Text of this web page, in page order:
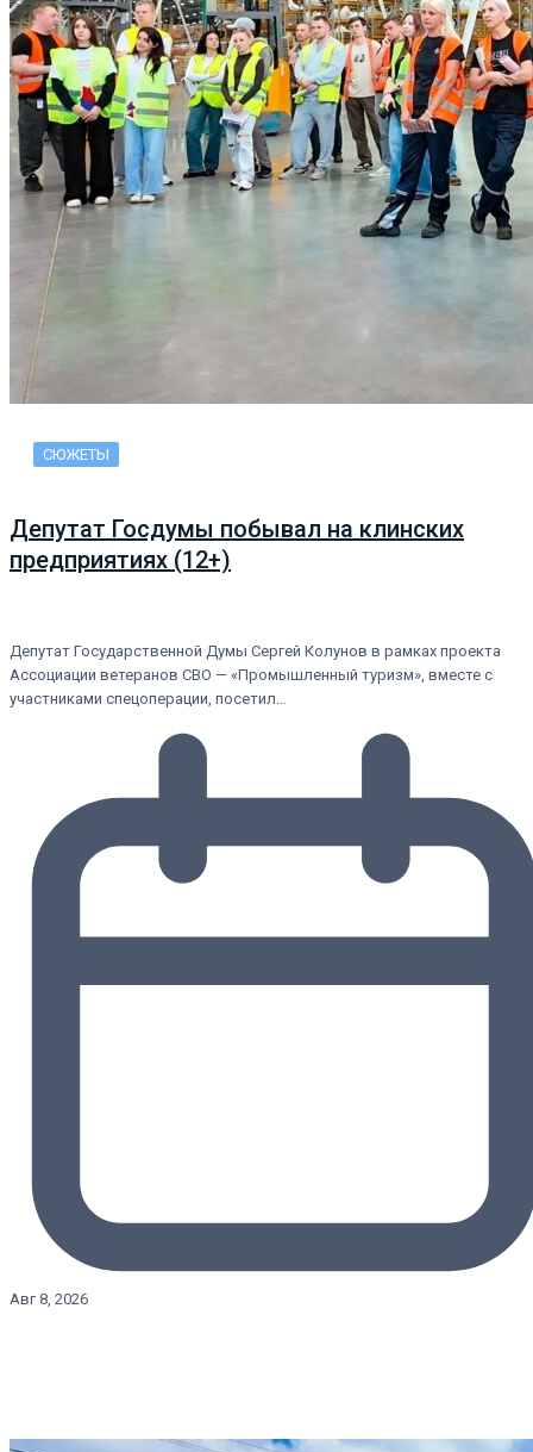
СЮЖЕТЫ
Депутат Госдумы побывал на клинских
предприятиях (12+)
Депутат Государственной Думы Сергей Колунов в рамках проекта
Ассоциации ветеранов СВО — «Промышленный туризм», вместе с
участниками спецоперации, посетил…
Авг 8, 2026